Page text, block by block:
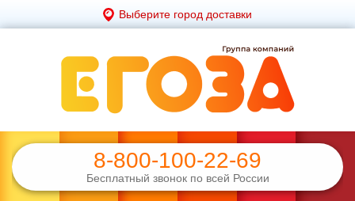
Выберите город доставки
8-800-100-22-69
Бесплатный звонок по всей России